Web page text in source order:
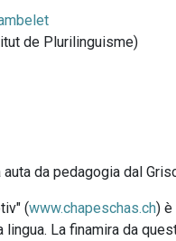
de Plurilinguisme)
da pedagogia dal
(www.chapeschas.ch) è
lingua. La finamira da